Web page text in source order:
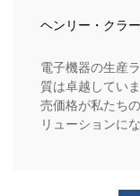
ヘンリー・クラ
電子機器の生産
質は卓越してい
売価格が私たち
リューションに